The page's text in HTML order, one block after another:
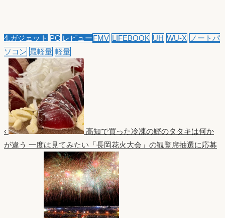
4.ガジェット PC レビューFMV LIFEBOOK UH WU-X ノートパ
ソコン 最軽量 軽量
‹
高知で買った冷凍の鰹のタタキは何か
が違う 一度は見てみたい「長岡花火大会」の観覧席抽選に応募